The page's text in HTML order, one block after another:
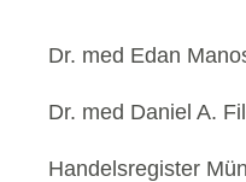
Dr. med Edan
Dr. med Daniel A.
Handelsregister